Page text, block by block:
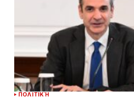
ΠΟΛΙΤΙΚΉ